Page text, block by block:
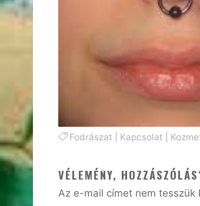
Fodrászat Kapcsolat
VÉLEMÉNY,
Az e-mail címet nem tesszük